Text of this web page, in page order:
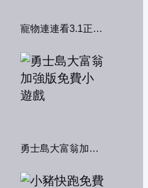
寵物連連看3.1正式版
勇士島大富翁加強版